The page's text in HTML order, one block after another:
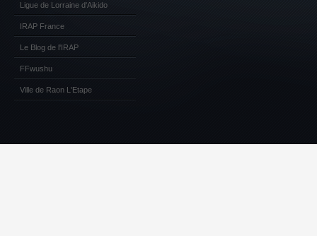
Ligue de Lorraine d'Aikido
IRAP France
Le Blog de l'IRAP
FFwushu
Ville de Raon L'Etape